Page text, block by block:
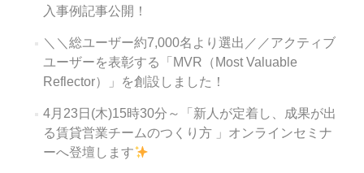
入事例記事公開！
＼＼総ユーザー約7,000名より選出／／アクティブ
ユーザーを表彰する「MVR（Most Valuable
Reflector）」を創設しました！
4月23日(木)15時30分～「新人が定着し、成果が出
る賃貸営業チームのつくり方 」オンラインセミナ
ーへ登壇します